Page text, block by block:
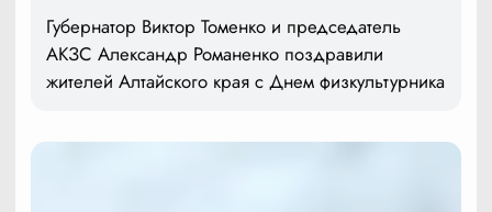
Губернатор Виктор Томенко и председатель
АКЗС Александр Романенко поздравили
жителей Алтайского края с Днем физкультурника